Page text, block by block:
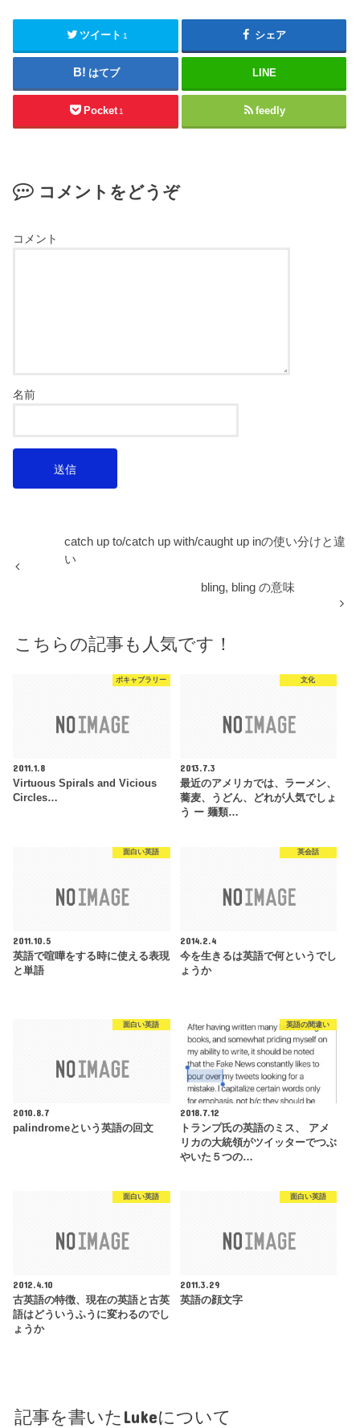
ツイート 1 シェア
はてブ LINE
Pocket1 feedly
コメントをどうぞ
コメント
名前
catch up to/catch up with/caught up inの使い分けと違
い
bling, bling の意味
こちらの記事も人気です！
ボキャブラリー
2011.1.8
Virtuous Spirals and Vicious
Circles…
文化
2013.7.3
最近のアメリカでは、ラーメン、
蕎麦、うどん、どれが人気でしょ
う ー 麺類…
面白い英語
2011.10.5
英語で喧嘩をする時に使える表現
と単語
英会話
2014.2.4
今を生きるは英語で何というでし
ょうか
面白い英語
2010.8.7
palindromeという英語の回文
英語の間違い
2018.7.12
トランプ氏の英語のミス、 アメ
リカの大統領がツイッターでつぶ
やいた５つの…
面白い英語
2012.4.10
古英語の特徴、現在の英語と古英
語はどういうふうに変わるのでし
ょうか
面白い英語
2011.3.29
英語の顔文字
記事を書いたLukeについて